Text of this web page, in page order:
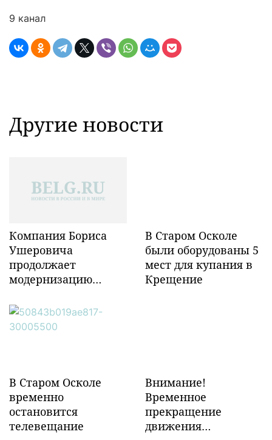
9 канал
Другие новости
Компания Бориса
Ушеровича
продолжает
модернизацию
инфраструктуры в
Забайкалье
В Старом Осколе
были оборудованы 5
мест для купания в
Крещение
В Старом Осколе
временно
остановится
телевещание
Внимание!
Временное
прекращение
движения